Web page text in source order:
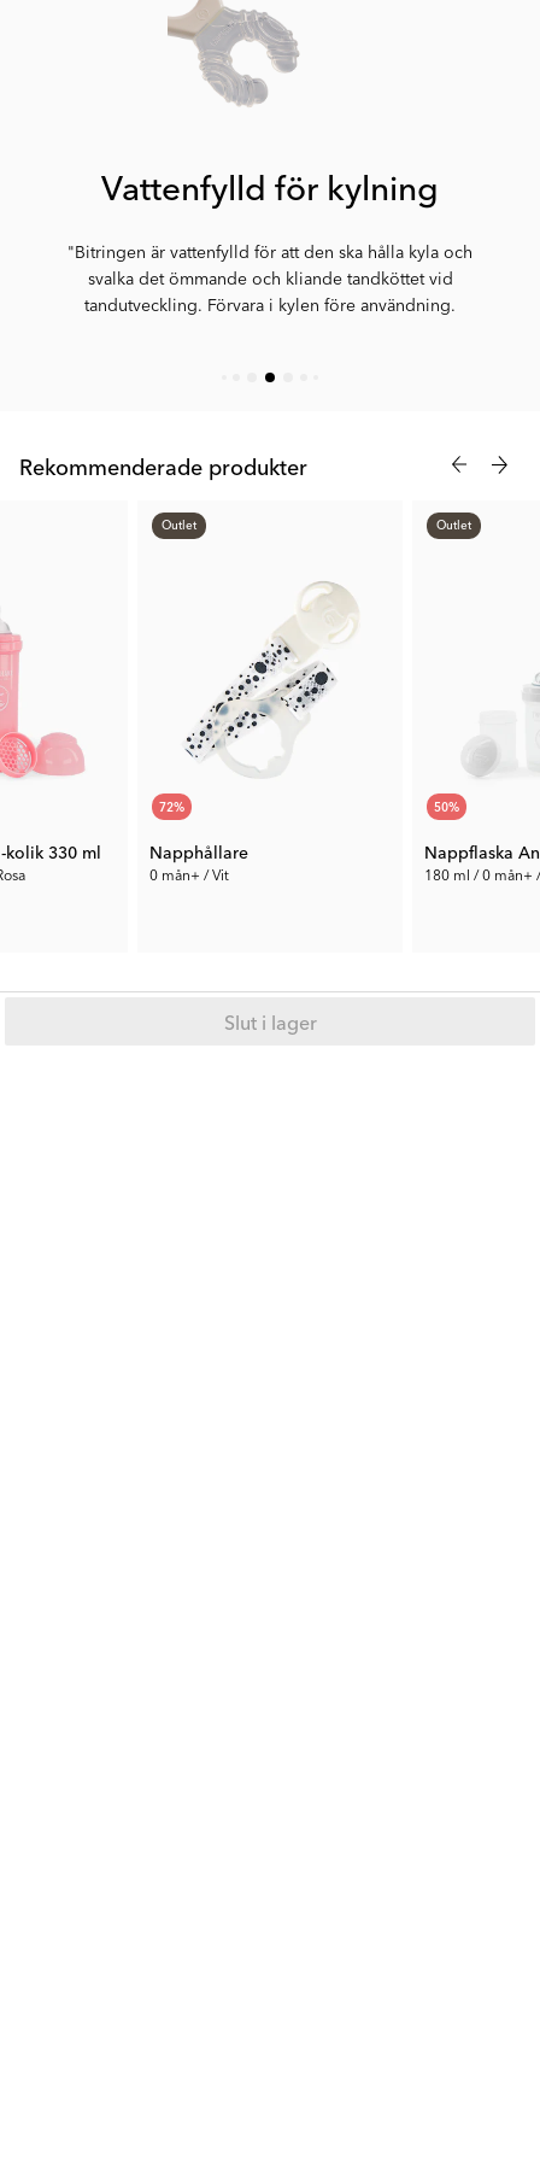
Vattenfylld för kylning
"Bitringen är vattenfylld för att den ska hålla kyla och
svalka det ömmande och kliande tandköttet vid
tandutveckling. Förvara i kylen före användning.
Rekommenderade produkter
330 ml
Outlet
72%
Napphållare
0 mån+ / Vit
Tid. Pris: 69 kr
Outlet
50%
Nappflaska
180 ml / 0 mån+
Tid. Pris: 89 kr
Slut i lager